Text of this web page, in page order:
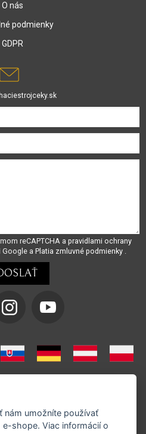
O nás
podmienky
GDPR
reCAPTCHA a pravidlami ochrany
a Platia zmluvné podmienky .
nám umožníte používať
shope. Viac informácií o